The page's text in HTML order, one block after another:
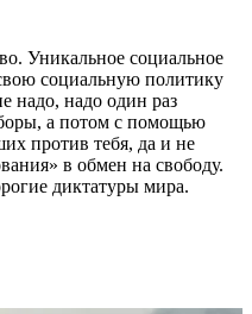
Уникальное социальное
социальную политику
надо, надо один раз
а потом с помощью
против тебя, да и не
в обмен на свободу.
диктатуры мира.